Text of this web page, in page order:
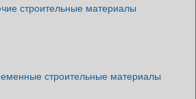
строительные материалы
строительные материалы